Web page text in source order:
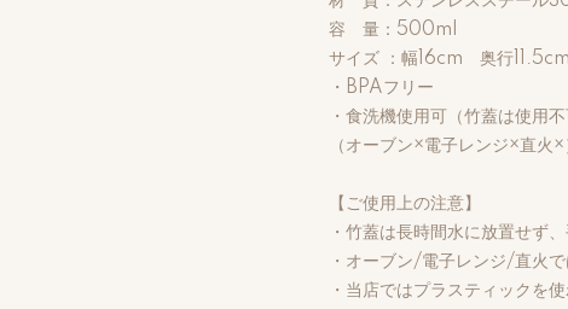
容 量：500ml
サイズ ：幅16cm 奥行
・BPAフリー
・食洗機使用可（竹蓋は使用不
（オーブン×電子レンジ×直火×
【ご使用上の注意】
・竹蓋は長時間水に放置せず
・オーブン/電子レンジ/直火
・当店ではプラスティックを